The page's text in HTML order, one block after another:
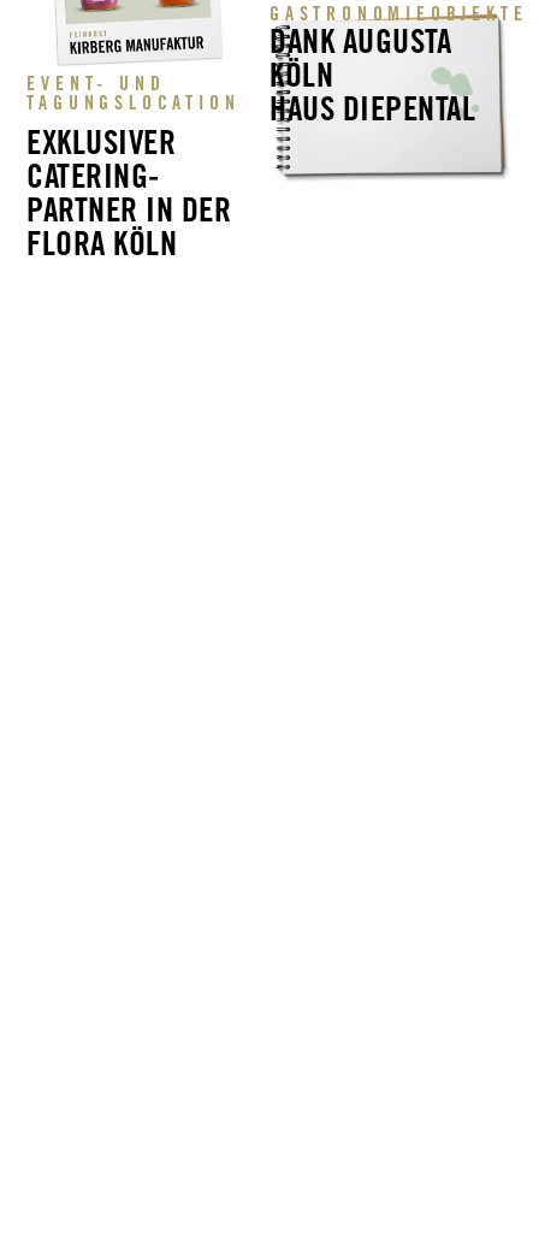
GASTRONOMIEOBJEKTE
DANK AUGUSTA
KÖLN
HAUS DIEPENTAL
EVENT- UND
TAGUNGSLOCATION
EXKLUSIVER
CATERING-
PARTNER IN DER
FLORA KÖLN